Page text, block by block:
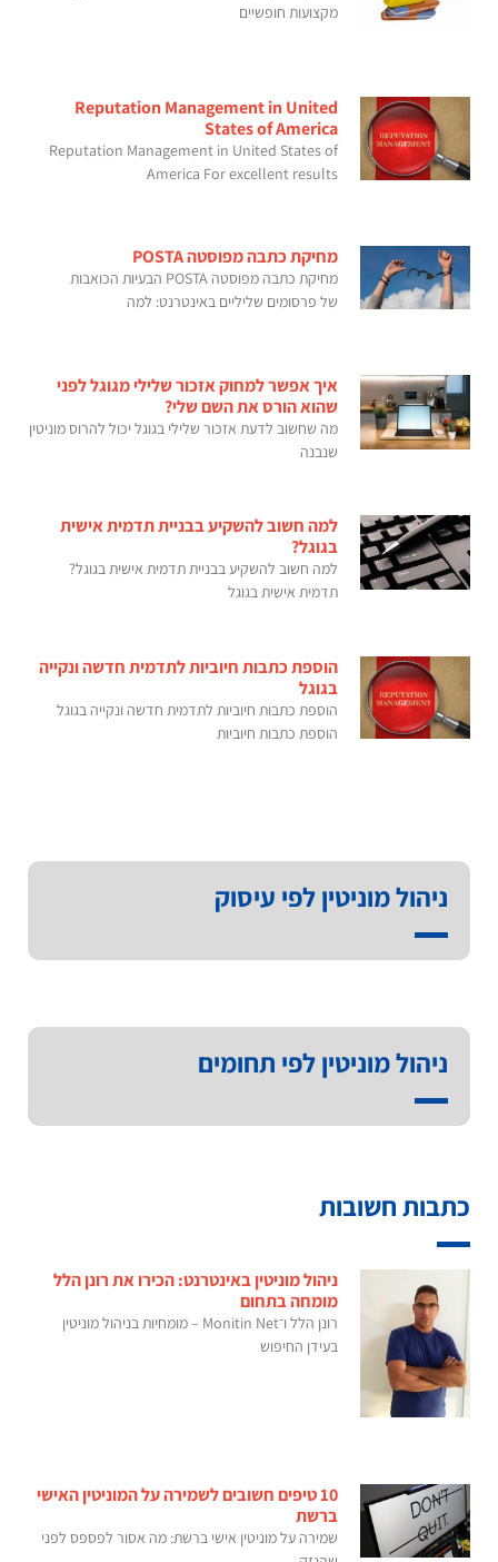
מקצועות חופשיים
Reputation Management in United
States of America
Reputation Management in United States of
America For excellent results
מחיקת כתבה מפוסטה POSTA
מחיקת כתבה מפוסטה POSTA הבעיות הכואבות
של פרסומים שליליים באינטרנט: למה
איך אפשר למחוק אזכור שלילי מגוגל לפני
שהוא הורס את השם שלי?
מה שחשוב לדעת אזכור שלילי בגוגל יכול להרוס מוניטין
שנבנה
למה חשוב להשקיע בבניית תדמית אישית
בגוגל?
למה חשוב להשקיע בבניית תדמית אישית בגוגל?
תדמית אישית בגוגל
הוספת כתבות חיוביות לתדמית חדשה ונקייה
בגוגל
הוספת כתבות חיוביות לתדמית חדשה ונקייה בגוגל
הוספת כתבות חיוביות
ניהול מוניטין לפי עיסוק
ניהול מוניטין לפי תחומים
כתבות חשובות
ניהול מוניטין באינטרנט: הכירו את רונן הלל
מומחה בתחום
רונן הלל ו־Monitin Net – מומחיות בניהול מוניטין
בעידן החיפוש
10 טיפים חשובים לשמירה על המוניטין האישי
ברשת
שמירה על מוניטין אישי ברשת: מה אסור לפספס לפני